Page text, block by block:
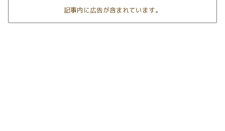
記事内に広告が含まれています。